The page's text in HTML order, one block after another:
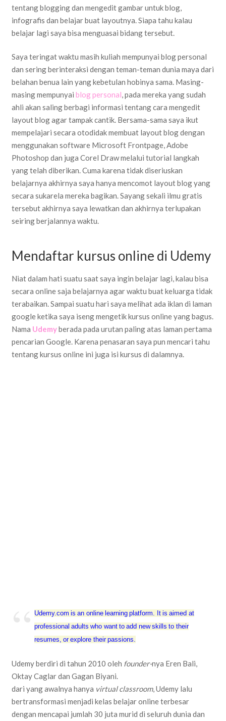
tentang blogging dan mengedit gambar untuk blog,
infografis dan belajar buat layoutnya. Siapa tahu kalau
belajar lagi saya bisa menguasai bidang tersebut.
Saya teringat waktu masih kuliah mempunyai blog personal
dan sering berinteraksi dengan teman-teman dunia maya dari
belahan benua lain yang kebetulan hobinya sama. Masing-
masing mempunyai blog personal, pada mereka yang sudah
ahli akan saling berbagi informasi tentang cara mengedit
layout blog agar tampak cantik. Bersama-sama saya ikut
mempelajari secara otodidak membuat layout blog dengan
menggunakan software Microsoft Frontpage, Adobe
Photoshop dan juga Corel Draw melalui tutorial langkah
yang telah diberikan. Cuma karena tidak diseriuskan
belajarnya akhirnya saya hanya mencomot layout blog yang
secara sukarela mereka bagikan. Sayang sekali ilmu gratis
tersebut akhirnya saya lewatkan dan akhirnya terlupakan
seiring berjalannya waktu.
Mendaftar kursus online di Udemy
Niat dalam hati suatu saat saya ingin belajar lagi, kalau bisa
secara online saja belajarnya agar waktu buat keluarga tidak
terabaikan. Sampai suatu hari saya melihat ada iklan di laman
google ketika saya iseng mengetik kursus online yang bagus.
Nama Udemyberada pada urutan paling atas laman pertama
pencarian Google. Karena penasaran saya pun mencari tahu
tentang kursus online ini juga isi kursus di dalamnya.
Udemy.com is an online learning platform. It is aimed at
professional adults who want to add new skills to their
resumes, or explore their passions.
Udemy berdiri di tahun 2010 oleh founder-nya Eren Bali,
Oktay Caglar dan Gagan Biyani.
dari yang awalnya hanya virtual classroom, Udemy lalu
bertransformasi menjadi kelas belajar online terbesar
dengan mencapai jumlah 30 juta murid di seluruh dunia dan